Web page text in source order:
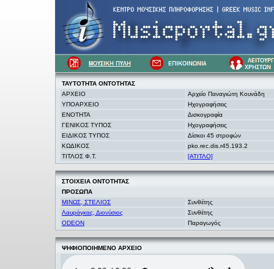
ΤΑΥΤΟΤΗΤΑ ΟΝΤΟΤΗΤΑΣ
ΑΡΧΕΙΟ
Αρχείο Παναγιώτη Κουνάδη
ΥΠΟΑΡΧΕΙΟ
Ηχογραφήσεις
ΕΝΟΤΗΤΑ
Δισκογραφία
ΓΕΝΙΚΟΣ ΤΥΠΟΣ
Ηχογραφήσεις
ΕΙΔΙΚΟΣ ΤΥΠΟΣ
Δίσκοι 45 στροφών
ΚΩΔΙΚΟΣ
pko.rec.dis.r45.193.2
ΤΙΤΛΟΣ Φ.Τ.
[ΑΤΙΤΛΟ]
ΣΤΟΙΧΕΙΑ ΟΝΤΟΤΗΤΑΣ
ΠΡΟΣΩΠΑ
ΜΙΝΩΣ, ΣΤΕΛΙΟΣ
Συνθέτης
Λαυράγκας, Διονύσιος
Συνθέτης
ODEON
Παραγωγός
ΨΗΦΙΟΠΟΙΗΜΕΝΟ ΑΡΧΕΙΟ